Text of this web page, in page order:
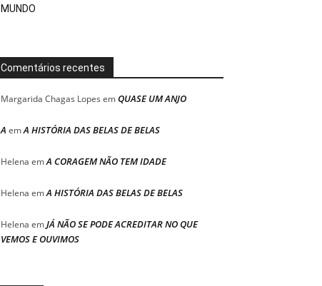
MUNDO
Comentários recentes
Margarida Chagas Lopes emQUASE UM ANJO
A emA HISTÓRIA DAS BELAS DE BELAS
Helena emA CORAGEM NÃO TEM IDADE
Helena emA HISTÓRIA DAS BELAS DE BELAS
Helena emJÁ NÃO SE PODE ACREDITAR NO QUE
VEMOS E OUVIMOS